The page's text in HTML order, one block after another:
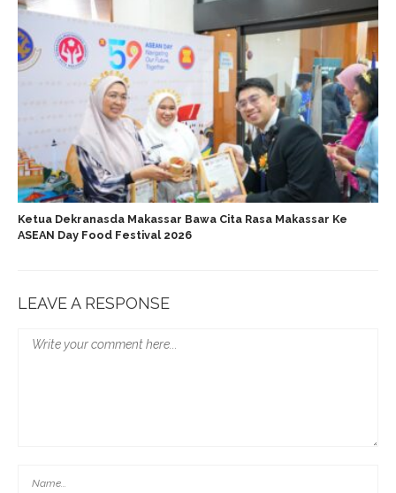
Ketua Dekranasda Makassar Bawa Cita Rasa Makassar Ke
ASEAN Day Food Festival 2026
LEAVE A RESPONSE